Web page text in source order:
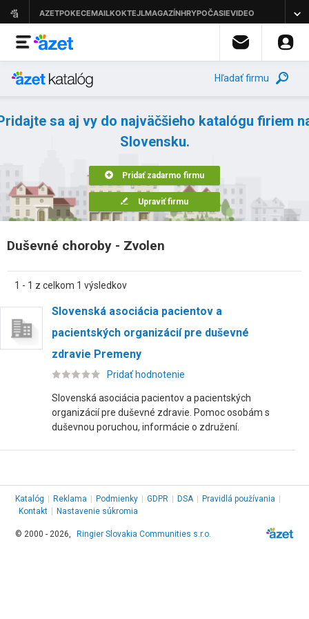
Hľadať firmu
sa aj vy do najväčšieho katalógu firiem
Slovensku.
Pridať zadarmo firmu
Upraviť firmu
Duševné choroby - Zvolen
1 - 1 z celkom 1 výsledkov
Slovenská asociácia pacientov a
pacientských organizácií pre duševné
zdravie Premeny
Pridať hodnotenie
Slovenská asociácia pacientov a pacientských
organizácií pre duševné zdravie. Pomoc osobám s
duševnou poruchou, informácie o združení.
Katalóg Reklama Podmienky GDPR DSA Pravidlá používania
Kontakt
Nastavenie súkromia
© 2000 - 2026, Ringier Slovakia Communities s.r.o.